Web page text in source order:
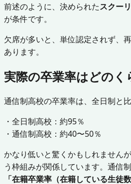
前述のように、決められたスクー
が条件です。
欠席が多いと、単位認定されず、
あります。
実際の卒業率はどのく
通信制高校の卒業率は、全日制と
・全日制高校：約95％
・通信制高校：約40〜50％
かなり低いと驚くかもしれません
う枠組みが関係しています。通信
「在籍卒業率（在籍している生徒